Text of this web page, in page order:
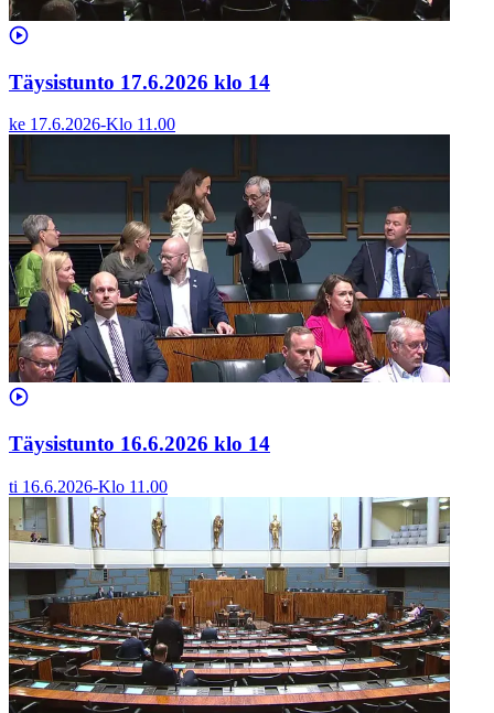
Täysistunto 17.6.2026 klo 14
ke 17.6.2026-Klo 11.00
Täysistunto 16.6.2026 klo 14
ti 16.6.2026-Klo 11.00